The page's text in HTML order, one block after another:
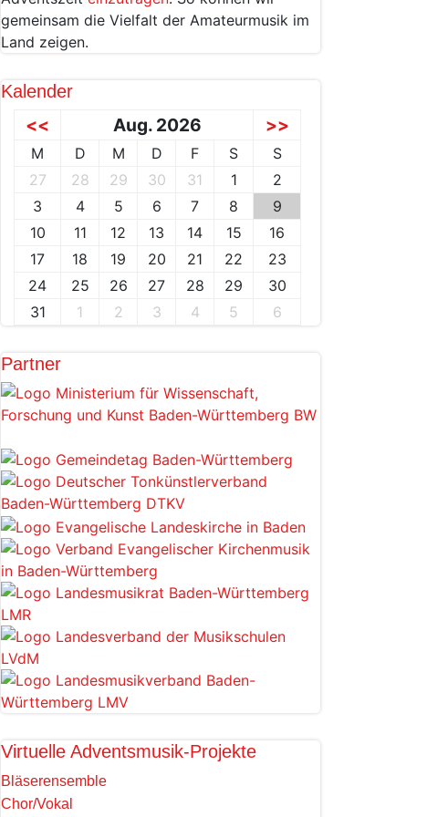
gemeinsam die Vielfalt der Amateurmusik im
Land zeigen.
Kalender
<< Aug. 2026 >>
M D M D F S
S
27
28 29 30 31 1
2
3
4 5 6 7 8
9
10
11 12 13 14 15
16
17
18 19 20 21 22
23
24
25 26 27 28 29
30
31
1 2 3 4 5 6
Partner
Virtuelle Adventsmusik-Projekte
Bläserensemble
Chor/Vokal